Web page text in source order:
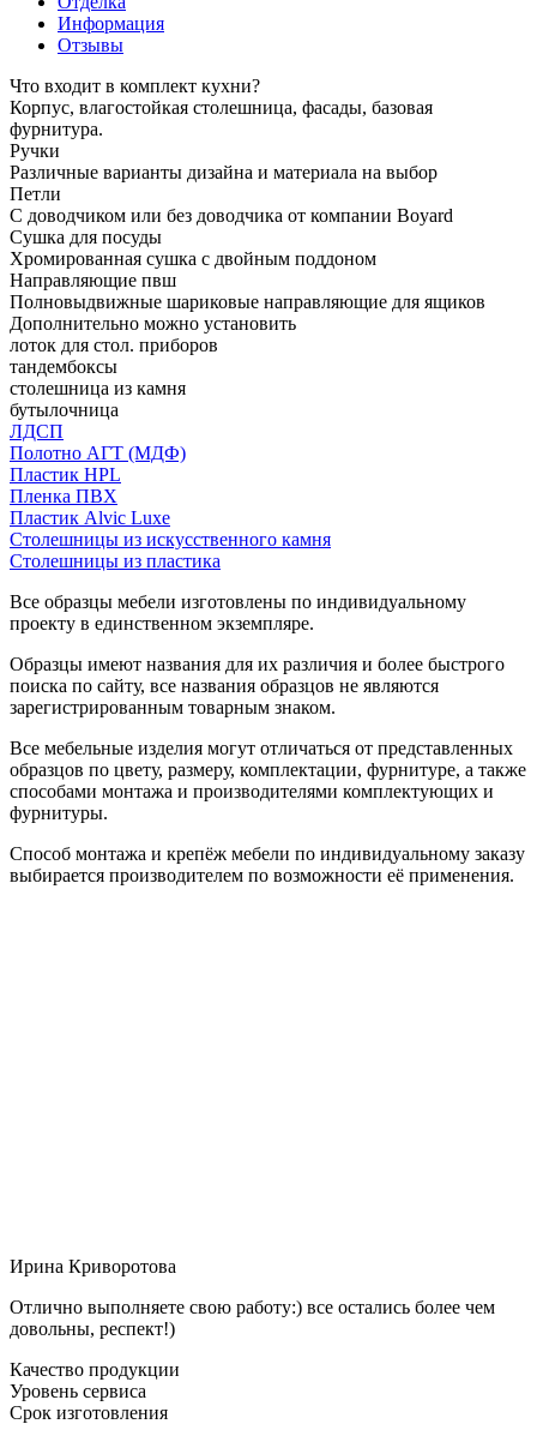
Информация
Отзывы
Что входит в комплект кухни?
Корпус, влагостойкая столешница, фасады, базовая
фурнитура.
Ручки
Различные варианты дизайна и материала на выбор
Петли
С доводчиком или без доводчика от компании Boyard
Сушка для посуды
Хромированная сушка с двойным поддоном
Направляющие пвш
Полновыдвижные шариковые направляющие для ящиков
Дополнительно можно установить
лоток для стол. приборов
тандембоксы
столешница из камня
бутылочница
ЛДСП
Полотно АГТ (МДФ)
Пластик HPL
Пленка ПВХ
Пластик Alvic Luxe
Столешницы из искусственного камня
Столешницы из пластика
Все образцы мебели изготовлены по индивидуальному
проекту в единственном экземпляре.
Образцы имеют названия для их различия и более быстрого
поиска по сайту, все названия образцов не являются
зарегистрированным товарным знаком.
Все мебельные изделия могут отличаться от представленных
образцов по цвету, размеру, комплектации, фурнитуре, а также
способами монтажа и производителями комплектующих и
фурнитуры.
Способ монтажа и крепёж мебели по индивидуальному заказу
выбирается производителем по возможности её применения.
Ирина Криворотова
Отлично выполняете свою работу:) все остались более чем
довольны, респект!)
Качество продукции
Уровень сервиса
Срок изготовления